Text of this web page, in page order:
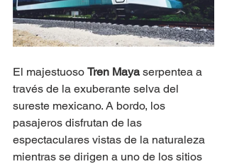
El majestuoso Tren Maya serpentea a
través de la exuberante selva del
sureste mexicano. A bordo, los
pasajeros disfrutan de las
espectaculares vistas de la naturaleza
mientras se dirigen a uno de los sitios